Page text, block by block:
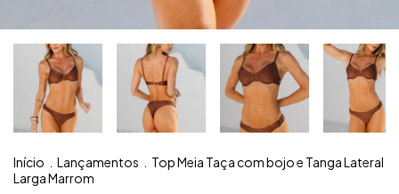
Início Lançamentos
Top Meia Taça com bojo e Tanga Lateral
Larga Marrom